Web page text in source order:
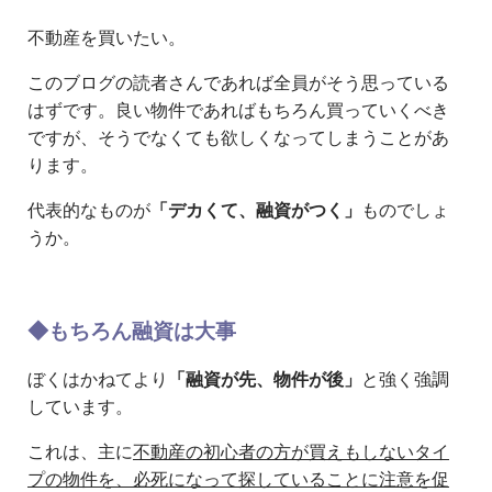
不動産を買いたい。
このブログの読者さんであれば全員がそう思っている
はずです。良い物件であればもちろん買っていくべき
ですが、そうでなくても欲しくなってしまうことがあ
ります。
代表的なものが 「デカくて、融資がつく」
ものでしょ
うか。
◆もちろん融資は大事
ぼくはかねてより 「融資が先、物件が後」 と強く強調
しています。
これは、主に不動産の初心者の方が買えもしないタイ
プの物件を、必死になって探していることに注意を促